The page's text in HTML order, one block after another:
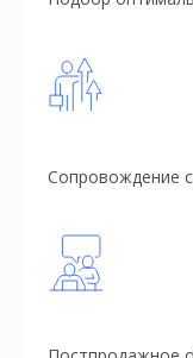
Сопровождение